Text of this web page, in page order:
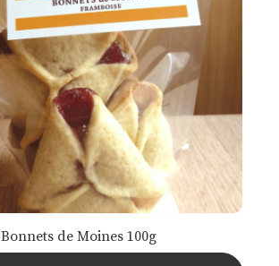
Bonnets de Moines 100g